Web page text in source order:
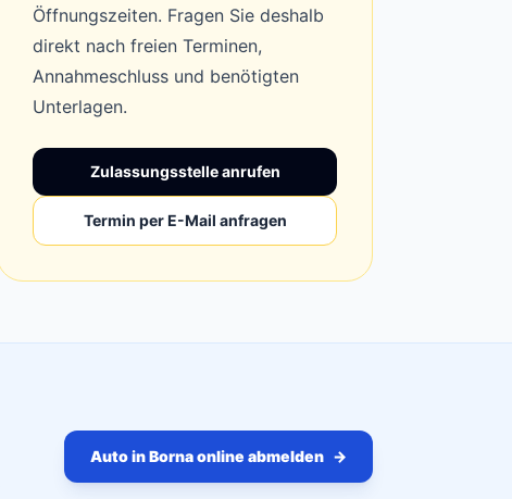
Öffnungszeiten. Fragen Sie deshalb
direkt nach freien Terminen,
Annahmeschluss und benötigten
Unterlagen.
Zulassungsstelle anrufen
Termin per E-Mail anfragen
Auto in Borna online abmelden →